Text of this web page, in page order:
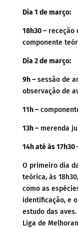
Dia 1 de março:
18h30 –receção
componente
Dia 2 de março:
9h –sessão de
observação de
11h –
13h –merenda
14h até às 17h30
O primeiro dia
teórica, às
como as
identificação, e
estudo das
Liga de